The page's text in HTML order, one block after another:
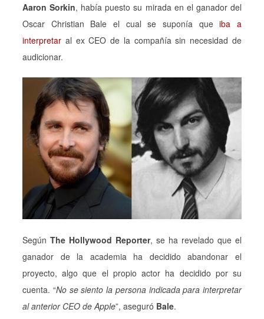
Aaron Sorkin, había puesto su mirada en el ganador del
Oscar Christian Bale el cual se suponía queiba a
interpretar al ex CEO de la compañía sin necesidad de
audicionar.
Según The Hollywood Reporter, se ha revelado que el
ganador de la academia ha decidido abandonar el
proyecto, algo que el propio actor ha decidido por su
cuenta. “No se siento la persona indicada para interpretar
al anterior CEO de Apple”, aseguró Bale.